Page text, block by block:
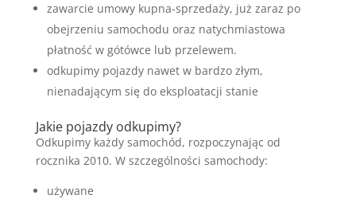
zawarcie umowy kupna-sprzedaży, już zaraz po
obejrzeniu samochodu oraz natychmiastowa
płatność w gótówce lub przelewem.
odkupimy pojazdy nawet w bardzo złym,
nienadającym się do eksploatacji stanie
Jakie pojazdy odkupimy?
Odkupimy każdy samochód, rozpoczynając od
rocznika 2010. W szczególności samochody:
używane